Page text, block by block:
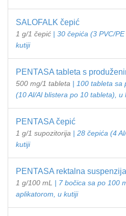
SALOFALK čepić
1 g/1 čepić | 30 čepića (3 PVC/
kutiji
PENTASA tableta s
500 mg/1 tableta | 100 tableta sa
(10 Al/Al blistera po 10 tableta), u
PENTASA čepić
1 g/1 supozitorija | 28 čepića (4
kutiji
PENTASA rektalna suspenzija
1 g/100 mL | 7 bočica sa po 100
aplikatorom, u kutiji